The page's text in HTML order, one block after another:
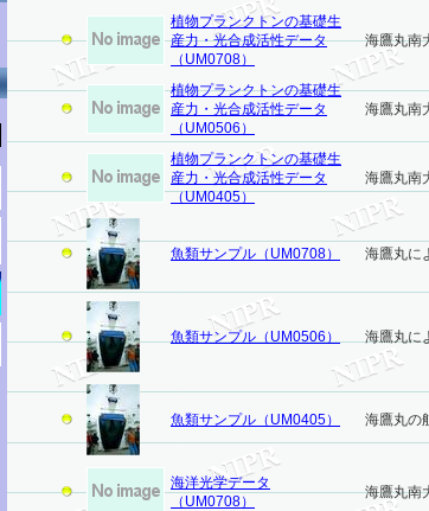
植物プランクトンの基礎生
産力・光合成活性データ
（UM0708）
海鷹丸南
植物プランクトンの基礎生
産力・光合成活性データ
（UM0506）
海鷹丸南
植物プランクトンの基礎生
産力・光合成活性データ
（UM0405）
海鷹丸南
魚類サンプル（UM0708） 海鷹丸に
魚類サンプル（UM0506） 海鷹丸に
魚類サンプル（UM0405） 海鷹丸の
海洋光学データ
（UM0708）
海鷹丸南